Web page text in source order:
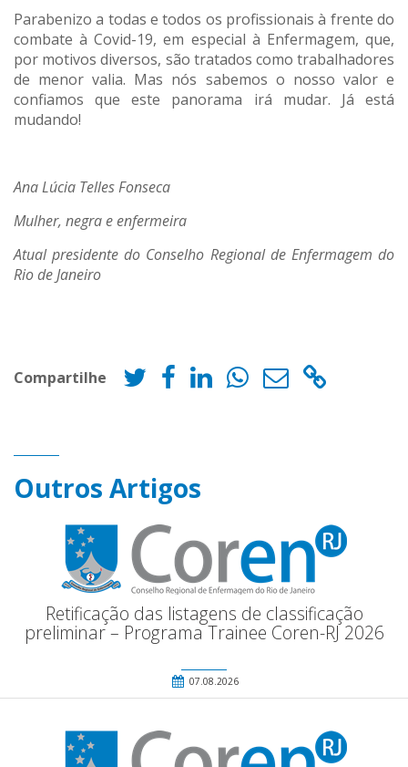
Parabenizo a todas e todos os profissionais à frente do
combate à Covid-19, em especial à Enfermagem, que,
por motivos diversos, são tratados como trabalhadores
de menor valia. Mas nós sabemos o nosso valor e
confiamos que este panorama irá mudar. Já está
mudando!
Ana Lúcia Telles Fonseca
Mulher, negra e enfermeira
Atual presidente do Conselho Regional de Enfermagem do
Rio de Janeiro
Compartilhe
Outros Artigos
Retificação das listagens de classificação
preliminar – Programa Trainee Coren-RJ 2026
07.08.2026